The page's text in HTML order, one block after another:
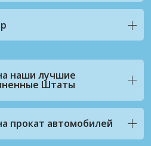
наши лучшие
Штаты
прокат автомобилей